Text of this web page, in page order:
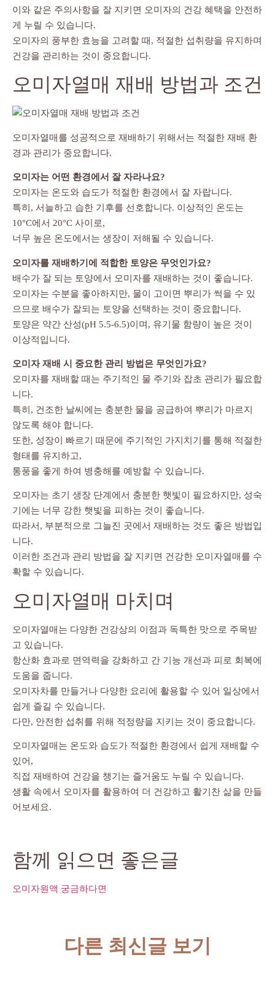
이와 같은 주의사항을 잘 지키면 오미자의 건강 혜택을 안전하
게 누릴 수 있습니다.
오미자의 풍부한 효능을 고려할 때, 적절한 섭취량을 유지하며
건강을 관리하는 것이 중요합니다.
오미자열매 재배 방법과 조건
오미자열매를 성공적으로 재배하기 위해서는 적절한 재배 환
경과 관리가 중요합니다.
오미자는 어떤 환경에서 잘 자라나요?
오미자는 온도와 습도가 적절한 환경에서 잘 자랍니다.
특히, 서늘하고 습한 기후를 선호합니다. 이상적인 온도는
10°C에서 20°C 사이로,
너무 높은 온도에서는 생장이 저해될 수 있습니다.
오미자를 재배하기에 적합한 토양은 무엇인가요?
배수가 잘 되는 토양에서 오미자를 재배하는 것이 좋습니다.
오미자는 수분을 좋아하지만, 물이 고이면 뿌리가 썩을 수 있
으므로 배수가 잘되는 토양을 선택하는 것이 중요합니다.
토양은 약간 산성(pH 5.5-6.5)이며, 유기물 함량이 높은 것이
이상적입니다.
오미자 재배 시 중요한 관리 방법은 무엇인가요?
오미자를 재배할 때는 주기적인 물 주기와 잡초 관리가 필요합
니다.
특히, 건조한 날씨에는 충분한 물을 공급하여 뿌리가 마르지
않도록 해야 합니다.
또한, 성장이 빠르기 때문에 주기적인 가지치기를 통해 적절한
형태를 유지하고,
통풍을 좋게 하여 병충해를 예방할 수 있습니다.
오미자는 초기 생장 단계에서 충분한 햇빛이 필요하지만, 성숙
기에는 너무 강한 햇빛을 피하는 것이 좋습니다.
따라서, 부분적으로 그늘진 곳에서 재배하는 것도 좋은 방법입
니다.
이러한 조건과 관리 방법을 잘 지키면 건강한 오미자열매를 수
확할 수 있습니다.
오미자열매 마치며
오미자열매는 다양한 건강상의 이점과 독특한 맛으로 주목받
고 있습니다.
항산화 효과로 면역력을 강화하고 간 기능 개선과 피로 회복에
도움을 줍니다.
오미자차를 만들거나 다양한 요리에 활용할 수 있어 일상에서
쉽게 즐길 수 있습니다.
다만, 안전한 섭취를 위해 적정량을 지키는 것이 중요합니다.
오미자열매는 온도와 습도가 적절한 환경에서 쉽게 재배할 수
있어,
직접 재배하여 건강을 챙기는 즐거움도 누릴 수 있습니다.
생활 속에서 오미자를 활용하여 더 건강하고 활기찬 삶을 만들
어보세요.
함께 읽으면 좋은글
오미자원액 궁금하다면
다른 최신글 보기